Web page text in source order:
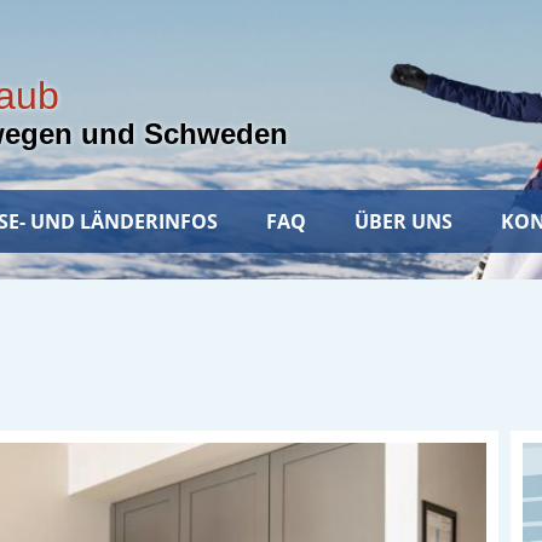
und Schweden
UND LÄNDERINFOS FAQ ÜBER UNS